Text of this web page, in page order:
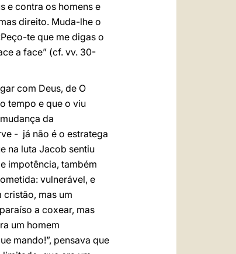
e contra os homens e
direito. Muda-lhe o
te que me digas o
a face” (cf. vv. 30-
com Deus, de O
tempo e que o viu
da
- já não é o estratega
na luta Jacob sentiu
impotência, também
vulnerável, e
mas um
a coxear, mas
um homem
mando!”, pensava que